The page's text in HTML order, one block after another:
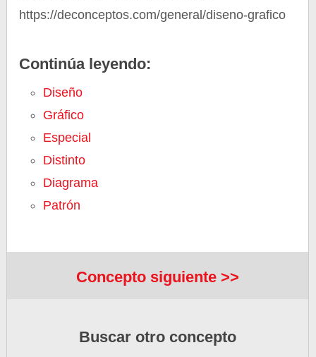
https://deconceptos.com/general/diseno-grafico
Continúa leyendo:
Diseño
Gráfico
Especial
Distinto
Diagrama
Patrón
Concepto siguiente >>
Buscar otro concepto